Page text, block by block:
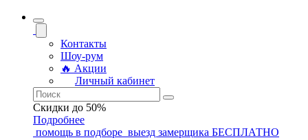
Контакты
Шоу-рум
🔥 Акции
Личный кабинет
Скидки до 50%
Подробнее
помощь в подборе выезд замерщика БЕСПЛАТНО